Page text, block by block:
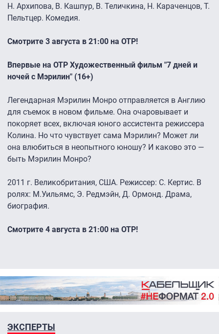
Н. Архипова, В. Кашпур, В. Теличкина, Н. Караченцов, Т.
Пельтцер. Комедия.
Смотрите 3 августа в 21:00 на ОТР!
Впервые на ОТР Художественный фильм "7 дней и
ночей с Мэрилин" (16+)
Легендарная Мэрилин Монро отправляется в Англию
для съемок в новом фильме. Она очаровывает и
покоряет всех, включая юного ассистента режиссера
Колина. Но что чувствует сама Мэрилин? Может ли
она влюбиться в неопытного юношу? И каково это —
быть Мэрилин Монро?
2011 г. Великобритания, США. Режиссер: С. Кертис. В
ролях: М.Уильямс, Э. Редмэйн, Д. Ормонд. Драма,
биография.
Смотрите 4 августа в 21:00 на ОТР!
ЭКСПЕРТЫ